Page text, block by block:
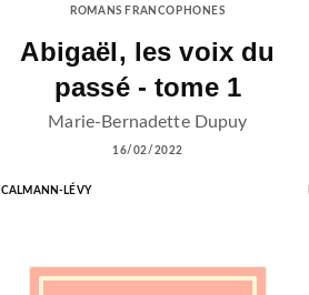
ROMANS FRANCOPHONES
Abigaël, les voix du
passé - tome 1
Marie-Bernadette Dupuy
16/02/2022
CALMANN-LÉVY